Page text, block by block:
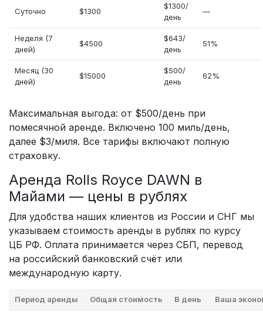
Суточно $1300
$1300/
день
—
Неделя (7
дней)
$4500
$643/
день
51%
Месяц (30
дней)
$15000
$500/
день
62%
Максимальная выгода: от $500/день при
помесячной аренде. Включено 100 миль/день,
далее $3/миля. Все тарифы включают полную
страховку.
Аренда Rolls Royce DAWN в
Майами — цены в рублях
Для удобства наших клиентов из России и СНГ мы
указываем стоимость аренды в рублях по курсу
ЦБ РФ. Оплата принимается через СБП, перевод
на российский банковский счёт или
международную карту.
Период аренды Общая стоимость В день Ваша